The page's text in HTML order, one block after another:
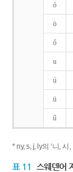
ó
ö
ő
u
ú
ü
ű
* ny, s, j, ly의 ‘니,
표 11 스웨덴어